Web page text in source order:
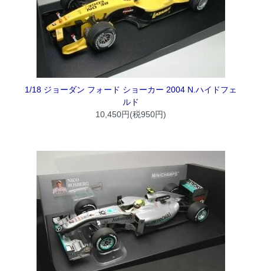
1/18 ジョーダン フォード ショーカー 2004 N.ハイドフェ
ルド
10,450円(税950円)